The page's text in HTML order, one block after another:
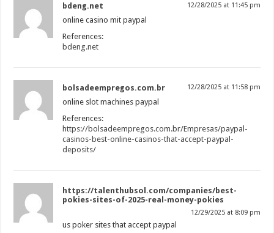
bdeng.net 12/28/2025 at 11:45 pm
online casino mit paypal
References:
bdeng.net
bolsadeempregos.com.br 12/28/2025 at 11:58 pm
online slot machines paypal
References:
https://bolsadeempregos.com.br/Empresas/paypal-
casinos-best-online-casinos-that-accept-paypal-
deposits/
https://talenthubsol.com/companies/best-
pokies-sites-of-2025-real-money-pokies
12/29/2025 at 8:09 pm
us poker sites that accept paypal